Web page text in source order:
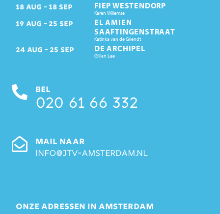
18 AUG 18 SEP FIEP WESTENDORP
Karen Willemse
19 AUG 25 SEP
EL AMIEN
SAAFTINGENSTRAAT
Katinka van de Griendt
24 AUG 25 SEP DE ARCHIPEL
Gillian Lee
BEL
020 61 66 332
MAIL NAAR
info@jtv-amsterdam.nl
ONZE ADRESSEN IN AMSTERDAM